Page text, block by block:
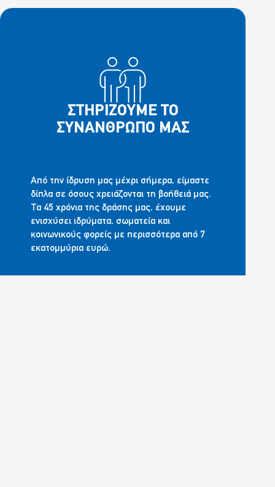
ΣΤΗΡΙΖΟΥΜΕ ΤΟ
ΣΥΝΑΝΘΡΩΠΟ ΜΑΣ
Από την ίδρυση μας μέχρι σήμερα, είμαστε
δίπλα σε όσους χρειάζονται τη βοήθειά μας.
Τα 45 χρόνια της δράσης μας, έχουμε
ενισχύσει ιδρύματα, σωματεία και
κοινωνικούς φορείς με περισσότερα από 7
εκατομμύρια ευρώ.